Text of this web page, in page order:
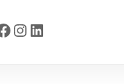
InstagramLinkedIn